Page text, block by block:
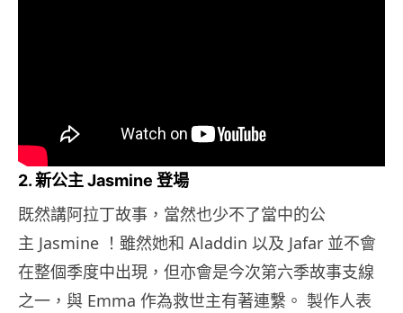
2. 新公主 Jasmine 登場
既然講阿拉丁故事，當然也少不了當中的公
主 Jasmine ！雖然她和 Aladdin 以及 Jafar 並不會
在整個季度中出現，但亦會是今次第六季故事支線
之一，與 Emma 作為救世主有著連繫。 製作人表